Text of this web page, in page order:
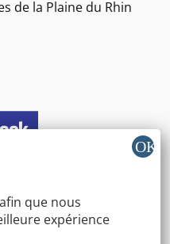
de la Plaine du Rhin
que nous
expérience